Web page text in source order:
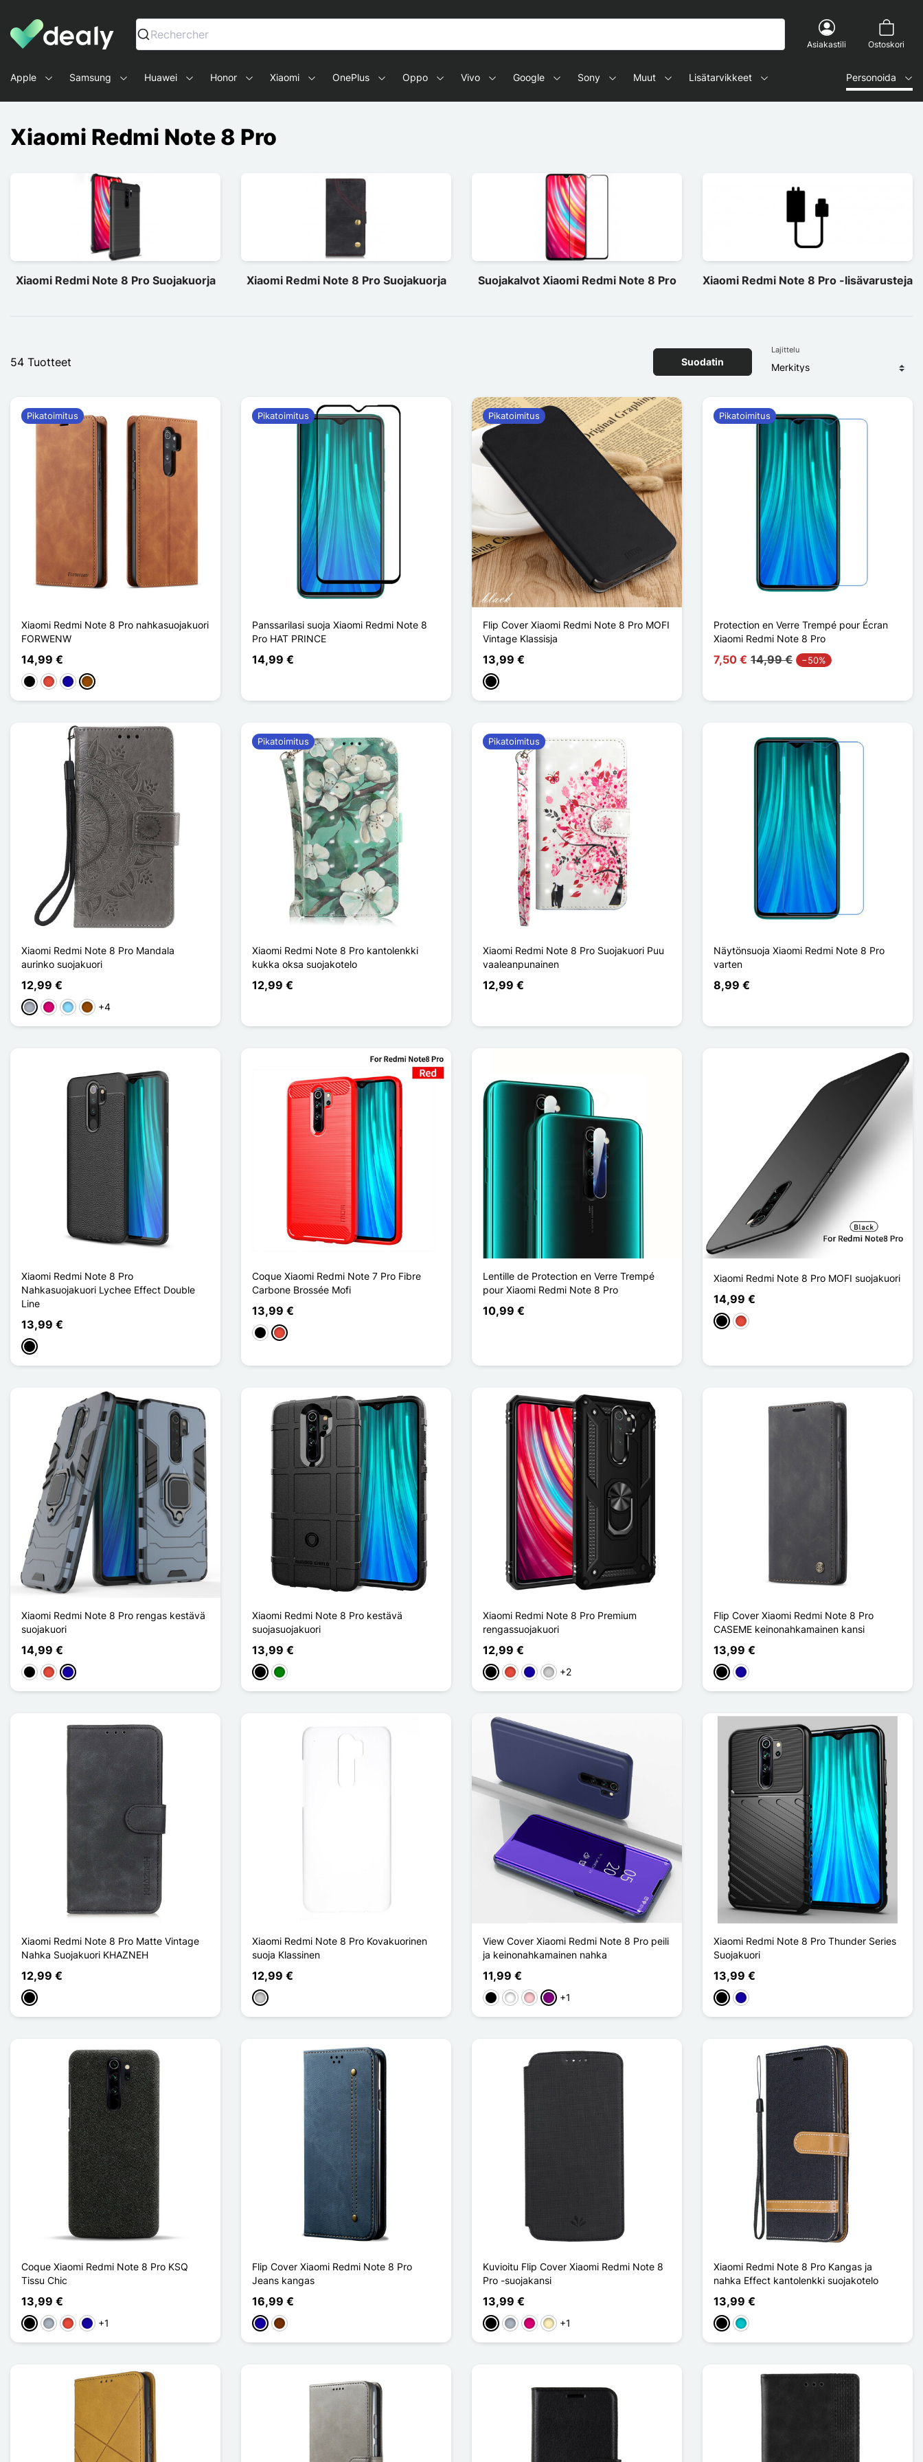
Dealy - Kotelot ja tarvikkeet älypuhelimille ja tableteille
Rechercher
Asiakastili Ostoskori
Apple Samsung Huawei Honor Xiaomi OnePlus Oppo Vivo Google Sony Muut Lisätarvikkeet Personoida
Xiaomi Redmi Note 8 Pro
Xiaomi Redmi Note 8 Pro Suojakuorja Xiaomi Redmi Note 8 Pro Suojakuorja Suojakalvot Xiaomi Redmi Note 8 Pro Xiaomi Redmi Note 8 Pro -lisävarusteja
54 Tuotteet Suodatin
Lajittelu
Xiaomi Redmi Note 8 Pro nahkasuojakuori
FORWENW
14,99 €
MustaPunainenBleu Foncé
Ruskea
Pikatoimitus
Panssarilasi suoja Xiaomi Redmi Note 8
Pro HAT PRINCE
14,99 €
Pikatoimitus
Flip Cover Xiaomi Redmi Note 8 Pro MOFI
Vintage Klassisja
13,99 €
Musta
Pikatoimitus
Protection en Verre Trempé pour Écran
Xiaomi Redmi Note 8 Pro
7,50 € 14,99 € −50%
Pikatoimitus
Xiaomi Redmi Note 8 Pro Mandala
aurinko suojakuori
12,99 €
HarmaaMagentaBleu Clair
Ruskea
+4
Xiaomi Redmi Note 8 Pro kantolenkki
kukka oksa suojakotelo
12,99 €
Pikatoimitus
Xiaomi Redmi Note 8 Pro Suojakuori Puu
vaaleanpunainen
12,99 €
Pikatoimitus
Näytönsuoja Xiaomi Redmi Note 8 Pro
varten
8,99 €
Xiaomi Redmi Note 8 Pro
Nahkasuojakuori Lychee Effect Double
Line
13,99 €
Musta
Coque Xiaomi Redmi Note 7 Pro Fibre
Carbone Brossée Mofi
13,99 €
MustaPunainen
Lentille de Protection en Verre Trempé
pour Xiaomi Redmi Note 8 Pro
10,99 €
Xiaomi Redmi Note 8 Pro MOFI suojakuori
14,99 €
MustaPunainen
Xiaomi Redmi Note 8 Pro rengas kestävä
suojakuori
14,99 €
MustaPunainenBleu Foncé
Xiaomi Redmi Note 8 Pro kestävä
suojasuojakuori
13,99 €
MustaVihreä
Xiaomi Redmi Note 8 Pro Premium
rengassuojakuori
12,99 €
MustaPunainenBleu Foncé
Argenté
+2
Flip Cover Xiaomi Redmi Note 8 Pro
CASEME keinonahkamainen kansi
13,99 €
MustaBleu Foncé
Xiaomi Redmi Note 8 Pro Matte Vintage
Nahka Suojakuori KHAZNEH
12,99 €
Musta
Xiaomi Redmi Note 8 Pro Kovakuorinen
suoja Klassinen
12,99 €
Transparent
View Cover Xiaomi Redmi Note 8 Pro peili
ja keinonahkamainen nahka
11,99 €
MustaValkoinen
PinkkiViolet
+1
Xiaomi Redmi Note 8 Pro Thunder Series
Suojakuori
13,99 €
MustaBleu Foncé
Coque Xiaomi Redmi Note 8 Pro KSQ
Tissu Chic
13,99 €
MustaHarmaaPunainenBleu Foncé
+1
Flip Cover Xiaomi Redmi Note 8 Pro
Jeans kangas
16,99 €
Bleu Foncé
Café
Kuvioitu Flip Cover Xiaomi Redmi Note 8
Pro -suojakansi
13,99 €
MustaHarmaaMagenta
Doré+1
Xiaomi Redmi Note 8 Pro Kangas ja
nahka Effect kantolenkki suojakotelo
13,99 €
MustaTurquoise